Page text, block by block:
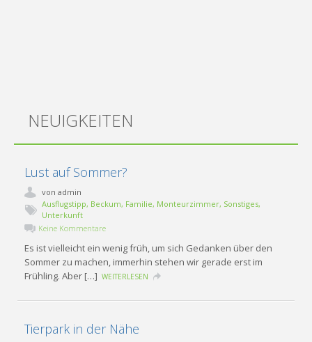
NEUIGKEITEN
Lust auf Sommer?
vonadmin
Ausflugstipp, Beckum, Familie, Monteurzimmer, Sonstiges,
Unterkunft
Keine Kommentare
Es ist vielleicht ein wenig früh, um sich Gedanken über den
Sommer zu machen, immerhin stehen wir gerade erst im
Frühling. Aber […] WEITERLESEN
Tierpark in der Nähe